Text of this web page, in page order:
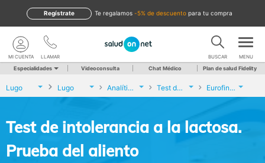
te regalamos -5% de descuento para tu compra
Regístrate
LLAMAR
MI CUENTA BUSCAR MENU
Especialidades Videoconsulta Chat Médico Plan de salud Fidelity
Lugo Lugo Analíticas y Genética Test de intolerancia a la lactosa. Prueba del aliento Eurofins Análisis Clínicos Valenzuela Lugo
Test de intolerancia a la lactosa.
Prueba del aliento